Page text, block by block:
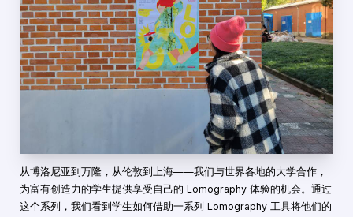
从博洛尼亚到万隆，从伦敦到上海——我们与世界各地的大学合作，
为富有创造力的学生提供享受自己的 Lomography 体验的机会。通过
这个系列，我们看到学生如何借助一系列 Lomography 工具将他们的